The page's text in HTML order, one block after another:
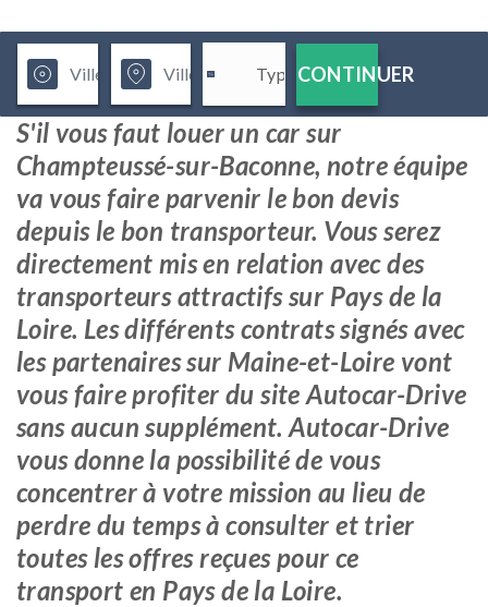
CONTINUER
S'il vous faut louer un car sur
Champteussé-sur-Baconne, notre équipe
va vous faire parvenir le bon devis
depuis le bon transporteur. Vous serez
directement mis en relation avec des
transporteurs attractifs sur Pays de la
Loire. Les différents contrats signés avec
les partenaires sur Maine-et-Loire vont
vous faire profiter du site Autocar-Drive
sans aucun supplément. Autocar-Drive
vous donne la possibilité de vous
concentrer à votre mission au lieu de
perdre du temps à consulter et trier
toutes les offres reçues pour ce
transport en Pays de la Loire.